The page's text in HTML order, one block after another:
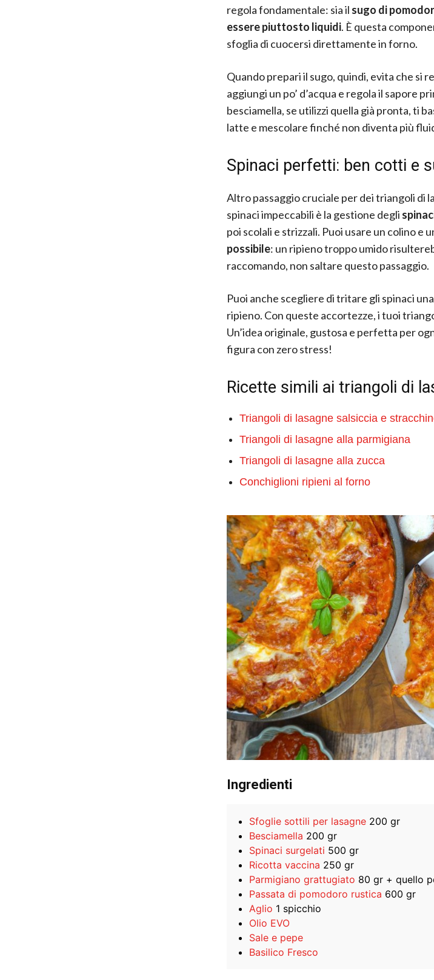
regola fondamentale: sia il sugo di
essere piuttosto liquidi. È questa
sfoglia di cuocersi direttamente in forno.
Quando prepari il sugo, quindi, evita che si
aggiungi un po’ d’acqua e regola il sapore
besciamella, se utilizzi quella già pronta, ti
latte e mescolare finché non diventa più
Spinaci perfetti: ben cotti e
Altro passaggio cruciale per dei triangoli di
spinaci impeccabili è la gestione degli
poi scolali e strizzali. Puoi usare un colino e
possibile: un ripieno troppo umido
raccomando, non saltare questo passaggio.
Puoi anche scegliere di tritare gli spinaci
ripieno. Con queste accortezze, i tuoi
Un’idea originale, gustosa e perfetta per
figura con zero stress!
Ricette simili ai triangoli di
Triangoli di lasagne salsiccia e
Triangoli di lasagne alla parmigiana
Triangoli di lasagne alla zucca
Conchiglioni ripieni al forno
Ingredienti
Sfoglie sottili per lasagne 200 gr
Besciamella 200 gr
Spinaci surgelati 500 gr
Ricotta vaccina 250 gr
Parmigiano grattugiato 80 gr + quello
Passata di pomodoro rustica 600 gr
Aglio 1 spicchio
Olio EVO
Sale e pepe
Basilico Fresco